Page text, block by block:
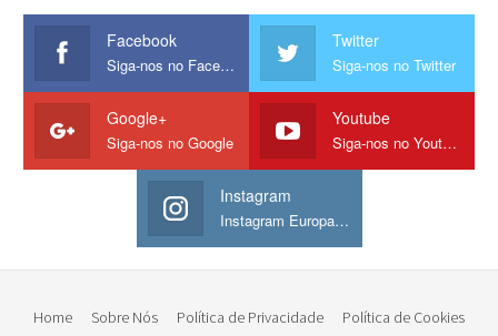
Facebook
Siga-nos no Facebook
Twitter
Siga-nos no Twitter
Google+
Siga-nos no Google
Youtube
Siga-nos no Youtube
Instagram
Instagram Europamos
Home Sobre Nós Política de Privacidade Política de Cookies